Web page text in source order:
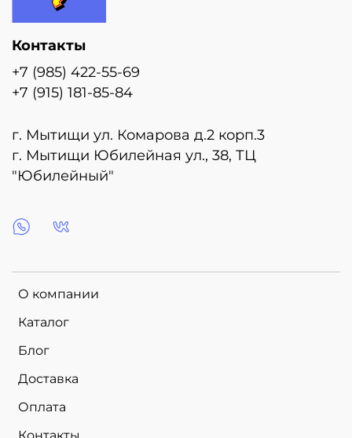
О компании
Каталог
Блог
Доставка
Оплата
Контакты
+7 (985) 422-55-69
+7 (915) 181-85-84
г. Мытищи ул. Комарова д.2 корп.3
г. Мытищи Юбилейная ул., 38, ТЦ
"Юбилейный"